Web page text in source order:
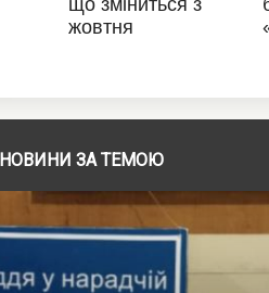
НОВИНИ ЗА ТЕМОЮ